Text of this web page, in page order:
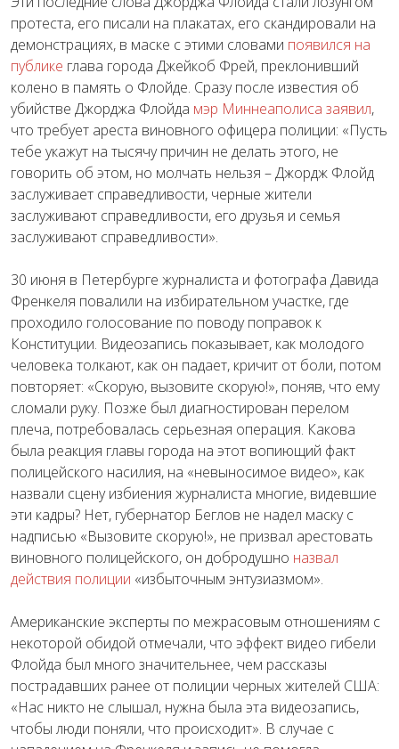
протеста, его писали на плакатах, его скандировали на
демонстрациях, в маске с этими словами появился на
публике глава города Джейкоб Фрей, преклонивший
колено в память о Флойде. Сразу после известия об
убийстве Джорджа Флойда мэр Миннеаполиса заявил,
что требует ареста виновного офицера полиции: «Пусть
тебе укажут на тысячу причин не делать этого, не
говорить об этом, но молчать нельзя – Джордж Флойд
заслуживает справедливости, черные жители
заслуживают справедливости, его друзья и семья
заслуживают справедливости».
30 июня в Петербурге журналиста и фотографа Давида
Френкеля повалили на избирательном участке, где
проходило голосование по поводу поправок к
Конституции. Видеозапись показывает, как молодого
человека толкают, как он падает, кричит от боли, потом
повторяет: «Скорую, вызовите скорую!», поняв, что ему
сломали руку. Позже был диагностирован перелом
плеча, потребовалась серьезная операция. Какова
была реакция главы города на этот вопиющий факт
полицейского насилия, на «невыносимое видео», как
назвали сцену избиения журналиста многие, видевшие
эти кадры? Нет, губернатор Беглов не надел маску с
надписью «Вызовите скорую!», не призвал арестовать
виновного полицейского, он добродушно назвал
действия полиции «избыточным энтузиазмом».
Американские эксперты по межрасовым отношениям с
некоторой обидой отмечали, что эффект видео гибели
Флойда был много значительнее, чем рассказы
пострадавших ранее от полиции черных жителей США:
«Нас никто не слышал, нужна была эта видеозапись,
чтобы люди поняли, что происходит». В случае с